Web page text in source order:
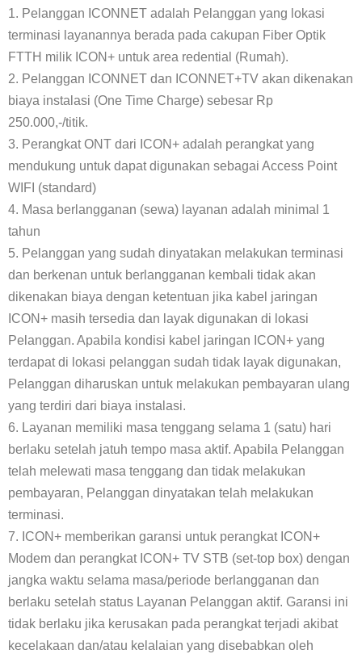
1. Pelanggan ICONNET adalah Pelanggan yang lokasi
terminasi layanannya berada pada cakupan Fiber Optik
FTTH milik ICON+ untuk area redential (Rumah).
2. Pelanggan ICONNET dan ICONNET+TV akan dikenakan
biaya instalasi (One Time Charge) sebesar Rp
250.000,-/titik.
3. Perangkat ONT dari ICON+ adalah perangkat yang
mendukung untuk dapat digunakan sebagai Access Point
WIFI (standard)
4. Masa berlangganan (sewa) layanan adalah minimal 1
tahun
5. Pelanggan yang sudah dinyatakan melakukan terminasi
dan berkenan untuk berlangganan kembali tidak akan
dikenakan biaya dengan ketentuan jika kabel jaringan
ICON+ masih tersedia dan layak digunakan di lokasi
Pelanggan. Apabila kondisi kabel jaringan ICON+ yang
terdapat di lokasi pelanggan sudah tidak layak digunakan,
Pelanggan diharuskan untuk melakukan pembayaran ulang
yang terdiri dari biaya instalasi.
6. Layanan memiliki masa tenggang selama 1 (satu) hari
berlaku setelah jatuh tempo masa aktif. Apabila Pelanggan
telah melewati masa tenggang dan tidak melakukan
pembayaran, Pelanggan dinyatakan telah melakukan
terminasi.
7. ICON+ memberikan garansi untuk perangkat ICON+
Modem dan perangkat ICON+ TV STB (set-top box) dengan
jangka waktu selama masa/periode berlangganan dan
berlaku setelah status Layanan Pelanggan aktif. Garansi ini
tidak berlaku jika kerusakan pada perangkat terjadi akibat
kecelakaan dan/atau kelalaian yang disebabkan oleh